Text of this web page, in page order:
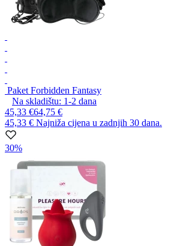
Paket Forbidden Fantasy
Na skladištu: 1-2 dana
45,33 €64,75 €
45,33 € Najniža cijena u zadnjih 30 dana.
30%